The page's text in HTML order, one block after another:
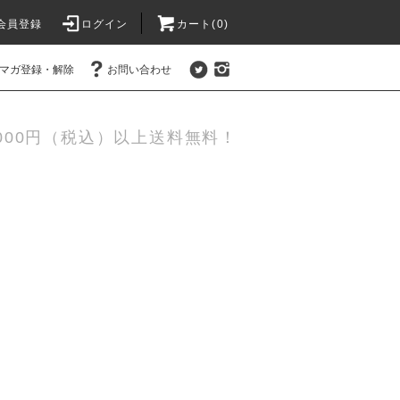
員登録 ログイン カート(0)
ガ登録・解除 お問い合わせ
円（税込）以上送料無料！